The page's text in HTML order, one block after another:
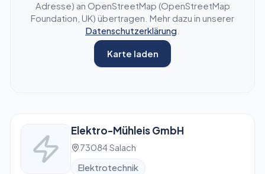
Adresse) an OpenStreetMap (OpenStreetMap
Foundation, UK) übertragen. Mehr dazu in unserer
Datenschutzerklärung
Karte laden
Elektro-Mühleis GmbH
73084 Salach
Elektrotechnik